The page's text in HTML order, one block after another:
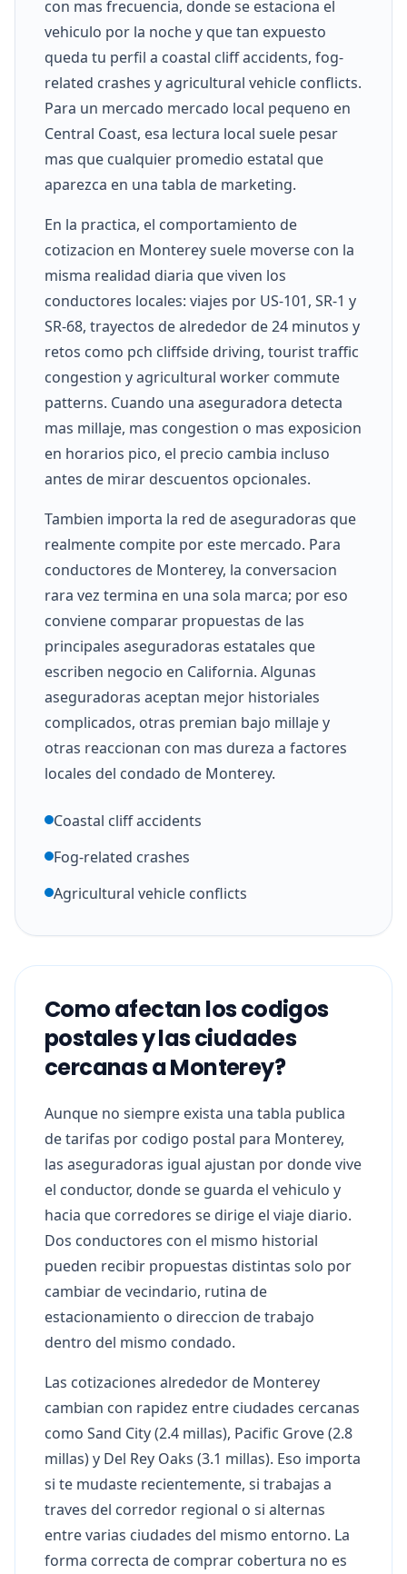
con mas frecuencia, donde se estaciona el
vehiculo por la noche y que tan expuesto
queda tu perfil a coastal cliff accidents, fog-
related crashes y agricultural vehicle conflicts.
Para un mercado mercado local pequeno en
Central Coast, esa lectura local suele pesar
mas que cualquier promedio estatal que
aparezca en una tabla de marketing.
En la practica, el comportamiento de
cotizacion en Monterey suele moverse con la
misma realidad diaria que viven los
conductores locales: viajes por US-101, SR-1 y
SR-68, trayectos de alrededor de 24 minutos y
retos como pch cliffside driving, tourist traffic
congestion y agricultural worker commute
patterns. Cuando una aseguradora detecta
mas millaje, mas congestion o mas exposicion
en horarios pico, el precio cambia incluso
antes de mirar descuentos opcionales.
Tambien importa la red de aseguradoras que
realmente compite por este mercado. Para
conductores de Monterey, la conversacion
rara vez termina en una sola marca; por eso
conviene comparar propuestas de las
principales aseguradoras estatales que
escriben negocio en California. Algunas
aseguradoras aceptan mejor historiales
complicados, otras premian bajo millaje y
otras reaccionan con mas dureza a factores
locales del condado de Monterey.
Coastal cliff accidents
Fog-related crashes
Agricultural vehicle conflicts
Como afectan los codigos
postales y las ciudades
cercanas a Monterey?
Aunque no siempre exista una tabla publica
de tarifas por codigo postal para Monterey,
las aseguradoras igual ajustan por donde vive
el conductor, donde se guarda el vehiculo y
hacia que corredores se dirige el viaje diario.
Dos conductores con el mismo historial
pueden recibir propuestas distintas solo por
cambiar de vecindario, rutina de
estacionamiento o direccion de trabajo
dentro del mismo condado.
Las cotizaciones alrededor de Monterey
cambian con rapidez entre ciudades cercanas
como Sand City (2.4 millas), Pacific Grove (2.8
millas) y Del Rey Oaks (3.1 millas). Eso importa
si te mudaste recientemente, si trabajas a
traves del corredor regional o si alternas
entre varias ciudades del mismo entorno. La
forma correcta de comprar cobertura no es